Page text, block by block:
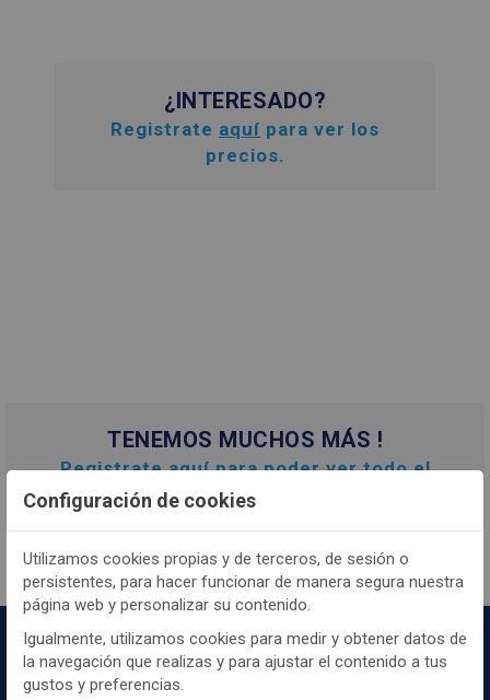
¿INTERESADO?
Registrate aquí para ver los
precios.
TENEMOS MUCHOS MÁS !
Registrateaquípara poder ver todo el
contenido y los precios.
Configuración de cookies
Utilizamos cookies propias y de terceros, de sesión o
persistentes, para hacer funcionar de manera segura nuestra
página web y personalizar su contenido.
Igualmente, utilizamos cookies para medir y obtener datos de
la navegación que realizas y para ajustar el contenido a tus
gustos y preferencias.